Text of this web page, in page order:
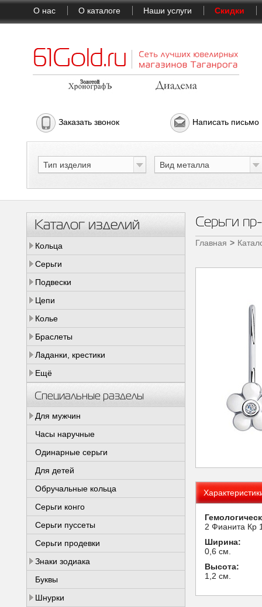
О нас О каталоге Наши услуги Скидки
Заказать звонок Написать письмо
Тип изделия Вид металла
Каталог изделий
Кольца
Серьги
Подвески
Цепи
Колье
Браслеты
Ладанки, крестики
Ещё
Специальные разделы
Для мужчин
Часы наручные
Одинарные серьги
Для детей
Обручальные кольца
Серьги конго
Серьги пуссеты
Серьги продевки
Знаки зодиака
Буквы
Шнурки
Серьги
Главная
2 Фианита Кр
Ширина:
0,6 см.
Высота:
1,2 см.